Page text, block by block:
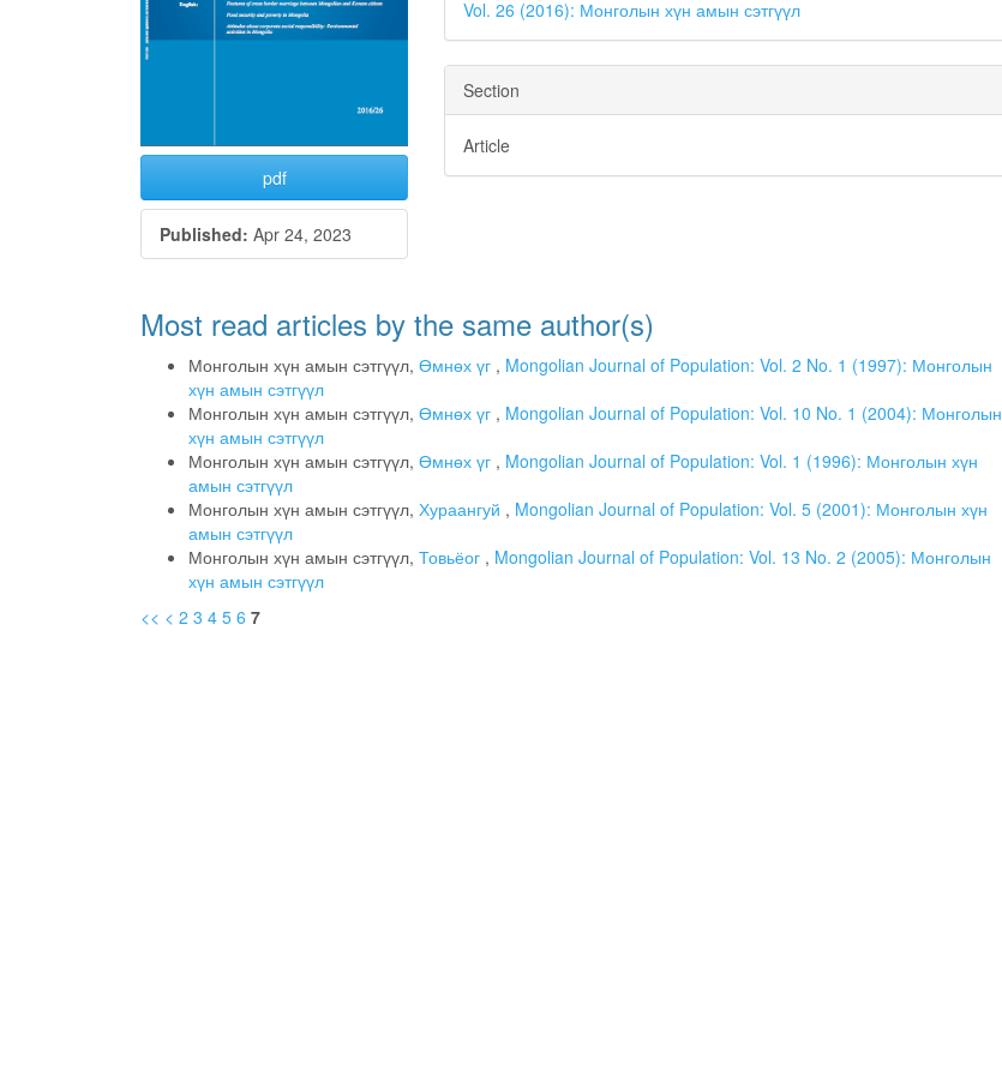
pdf
Published: Apr 24, 2023
Vol. 26 (2016): Монголын хүн амын сэтгүүл
Section
Article
Most read articles by the same author(s)
Монголын хүн амын сэтгүүл, Өмнөх үг , Mongolian Journal of Population: Vol. 2 No. 1 (1997): Монголын
хүн амын сэтгүүл
Монголын хүн амын сэтгүүл, Өмнөх үг , Mongolian Journal of Population: Vol. 10 No. 1 (2004): Монголын
хүн амын сэтгүүл
Монголын хүн амын сэтгүүл, Өмнөх үг , Mongolian Journal of Population: Vol. 1 (1996): Монголын хүн
амын сэтгүүл
Монголын хүн амын сэтгүүл, Хураангуй , Mongolian Journal of Population: Vol. 5 (2001): Монголын хүн
амын сэтгүүл
Монголын хүн амын сэтгүүл, Товьёог , Mongolian Journal of Population: Vol. 13 No. 2 (2005): Монголын
хүн амын сэтгүүл
<< < 2 3 4 5 6 7